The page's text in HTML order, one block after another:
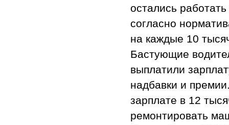
остались
согласно
на каждые 10
Бастующие
выплатили
надбавки и
зарплате в 12
ремонтировать